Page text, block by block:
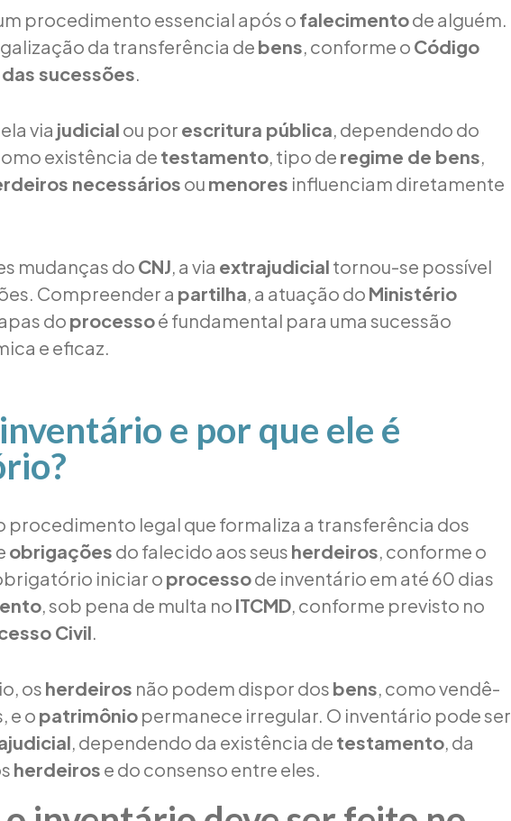
procedimento essencial após o falecimentode alguém.
da transferência debens, conforme o Código
sucessões.
via judicial ou por escritura pública, dependendo do
existência detestamento, tipo de regime de bens,
necessários ou menores influenciam diretamente
mudanças doCNJ, a via extrajudicial tornou-se possível
Compreender a partilha, a atuação do Ministério
do processoé fundamental para uma sucessão
e eficaz.
e por que ele é
procedimento legal que formaliza a transferência dos
obrigações do falecido aos seus herdeiros, conforme o
iniciar oprocessode inventário em até 60 dias
, sob pena de multa no ITCMD, conforme previsto no
Civil.
os herdeiros não podem dispor dos bens, como vendê-
e o patrimônio permanece irregular. O inventário pode ser
, dependendo da existência de testamento, da
herdeiros e do consenso entre eles.